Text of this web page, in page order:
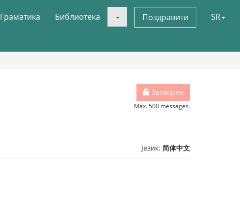
Граматика Библиотека Поздравити SR
Затворен
Max. 500 messages.
Језик: 简体中文